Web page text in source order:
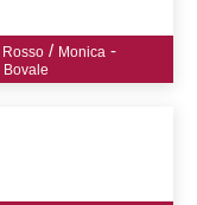
Rosso / Monica -
Bovale